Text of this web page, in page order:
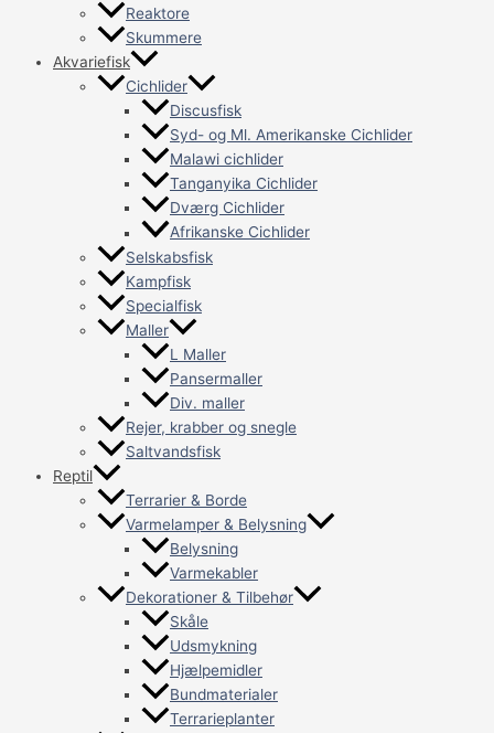
Reaktore
Skummere
Akvariefisk
Cichlider
Discusfisk
Syd- og Ml. Amerikanske Cichlider
Malawi cichlider
Tanganyika Cichlider
Dværg Cichlider
Afrikanske Cichlider
Selskabsfisk
Kampfisk
Specialfisk
Maller
L Maller
Pansermaller
Div. maller
Rejer, krabber og snegle
Saltvandsfisk
Reptil
Terrarier & Borde
Varmelamper & Belysning
Belysning
Varmekabler
Dekorationer & Tilbehør
Skåle
Udsmykning
Hjælpemidler
Bundmaterialer
Terrarieplanter